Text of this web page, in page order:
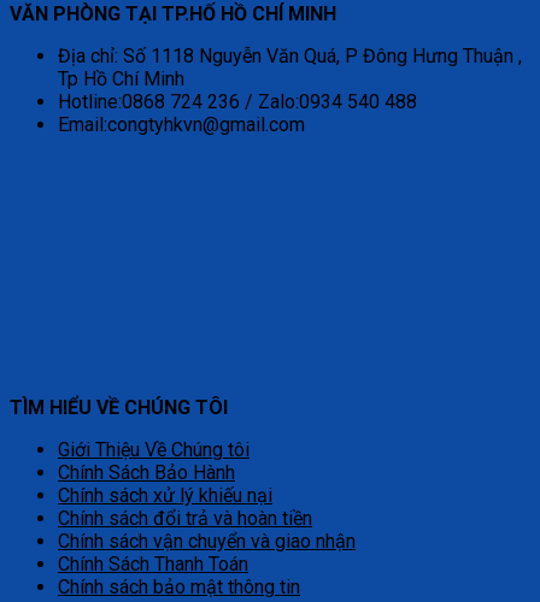
VĂN PHÒNG TẠI TP.HỐ HỒ CHÍ MINH
Địa chỉ: Số 1118 Nguyễn Văn Quá, P Đông Hưng Thuận ,
Tp Hồ Chí Minh
Hotline:0868 724 236 / Zalo:0934 540 488
Email:congtyhkvn@gmail.com
TÌM HIỂU VỀ CHÚNG TÔI
Giới Thiệu Về Chúng tôi
Chính Sách Bảo Hành
Chính sách xử lý khiếu nại
Chính sách đổi trả và hoàn tiền
Chính sách vận chuyển và giao nhận
Chính Sách Thanh Toán
Chính sách bảo mật thông tin